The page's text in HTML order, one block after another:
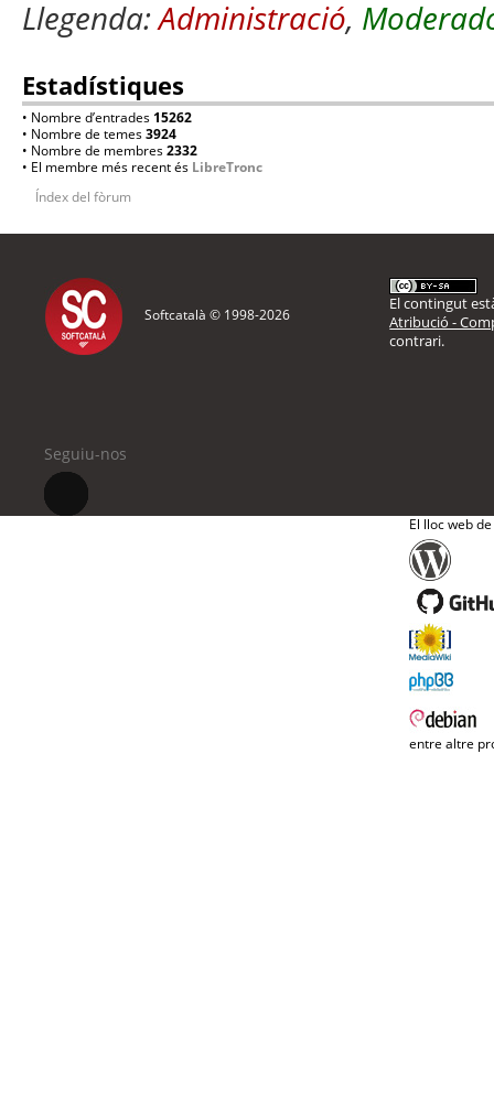
Llegenda:Administració,
Estadístiques
• Nombre d’entrades 15262
• Nombre de temes3924
• Nombre de membres2332
• El membre més recent és LibreTronc
Índex del fòrum
Softcatalà © 1998-2026
El contingut
Atribució -
contrari.
Seguiu-nos
El lloc web
entre altre